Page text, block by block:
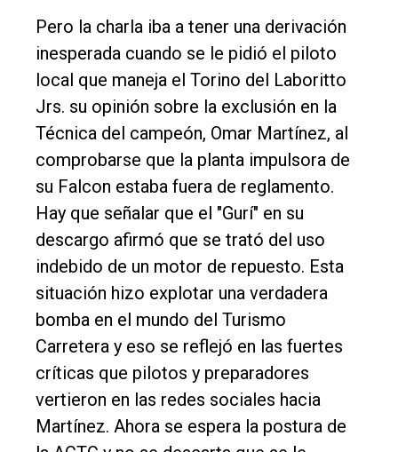
El
único
DIARIO
Balcarce
Inicio
Tendencia
Int.
General
Política
Cultura
Entrevistas
Pero la charla iba a tener una derivación
inesperada cuando se le pidió el piloto
local que maneja el Torino del Laboritto
Jrs. su opinión sobre la exclusión en la
Técnica del campeón, Omar Martínez, al
comprobarse que la planta impulsora de
su Falcon estaba fuera de reglamento.
Hay que señalar que el "Gurí" en su
descargo afirmó que se trató del uso
indebido de un motor de repuesto. Esta
situación hizo explotar una verdadera
bomba en el mundo del Turismo
Carretera y eso se reflejó en las fuertes
críticas que pilotos y preparadores
vertieron en las redes sociales hacia
Martínez. Ahora se espera la postura de